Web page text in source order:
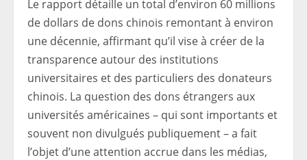
Le rapport détaille un total d’environ 60 millions
de dollars de dons chinois remontant à environ
une décennie, affirmant qu’il vise à créer de la
transparence autour des institutions
universitaires et des particuliers des donateurs
chinois. La question des dons étrangers aux
universités américaines – qui sont importants et
souvent non divulgués publiquement – a fait
l’objet d’une attention accrue dans les médias,